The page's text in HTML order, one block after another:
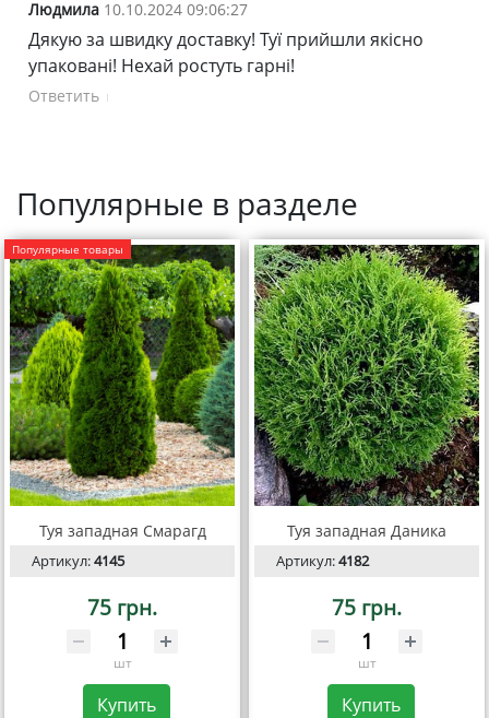
Людмила 10.10.2024 09:06:27
Дякую за швидку доставку! Туї прийшли якісно
упаковані! Нехай ростуть гарні!
Ответить
Популярные в разделе
Популярные товары
Туя западная Смарагд
Артикул:4145
75 грн.
шт
Купить
Туя западная Даника
Артикул:4182
75 грн.
шт
Купить